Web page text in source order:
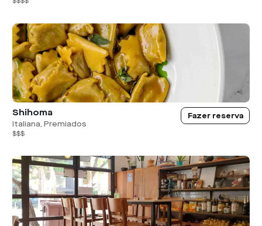
Shihoma
Italiana, Premiados
$$$
Fazer reserva